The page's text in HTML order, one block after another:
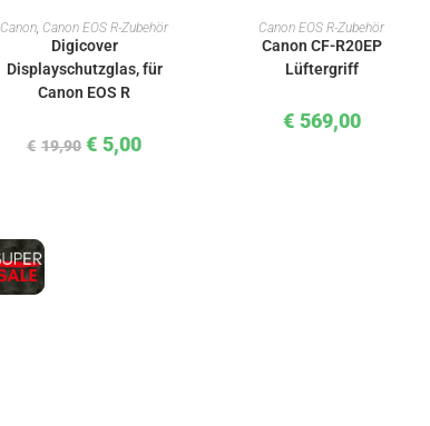
WEITERLESEN
Canon, Canon EOS R-Zubehör
Digicover
Displayschutzglas, für
Canon EOS R
€ 19,90 € 5,00
IN DEN WARENKORB
Canon EOS R-Zubehör
Canon CF-R20EP
Lüftergriff
€ 569,00